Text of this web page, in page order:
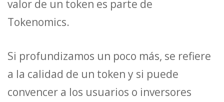
valor de un token es parte de
Tokenomics.
Si profundizamos un poco más, se refiere
a la calidad de un token y si puede
convencer a los usuarios o inversores